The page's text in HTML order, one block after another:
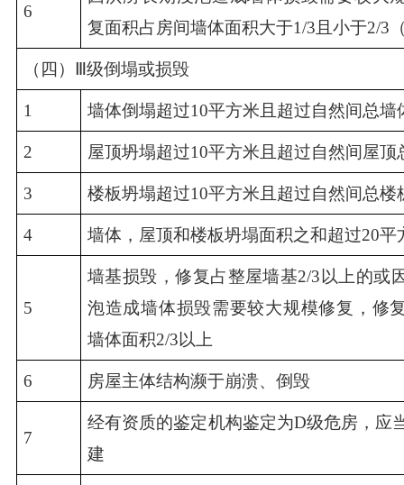
6
复面积占房间墙体面积大于1/3且小于2/3
（四）Ⅲ级倒塌或损毁
1 墙体倒塌超过10平方米且超过自然间总墙
2 屋顶坍塌超过10平方米且超过自然间屋顶
3 楼板坍塌超过10平方米且超过自然间总楼
4 墙体，屋顶和楼板坍塌面积之和超过20平
5
墙基损毁，修复占整屋墙基2/3以上的或
泡造成墙体损毁需要较大规模修复，修
墙体面积2/3以上
6 房屋主体结构濒于崩溃、倒毁
7
经有资质的鉴定机构鉴定为D级危房，应
建